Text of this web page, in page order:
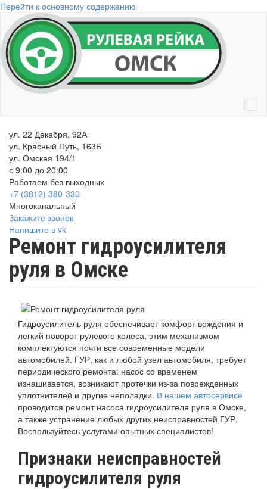
Перейти к основному содержанию
ул. 22 Декабря, 92А
ул. Красный Путь, 163Б
ул. Омская 194/1
с 9:00 до 20:00
Работаем без выходных
+7 (3812) 380-330
Многоканальный
Закажите звонок
Напишите в vk
Ремонт гидроусилителя
руля в Омске
Гидроусилитель руля обеспечивает комфорт вождения и
легкий поворот рулевого колеса, этим механизмом
комплектуются почти все современные модели
автомобилей. ГУР, как и любой узел автомобиля, требует
периодического ремонта: насос со временем
изнашивается, возникают протечки из-за поврежденных
уплотнителей и другие неполадки. В нашем автосервисе
проводится ремонт насоса гидроусилителя руля в Омске,
а также устранение любых других неисправностей ГУР.
Воспользуйтесь услугами опытных специалистов!
Признаки неисправностей
гидроусилителя руля